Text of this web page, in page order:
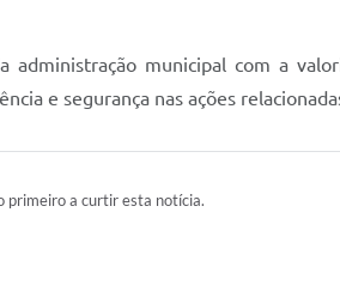
administração municipal com a
e segurança nas ações
primeiro a curtir esta notícia.